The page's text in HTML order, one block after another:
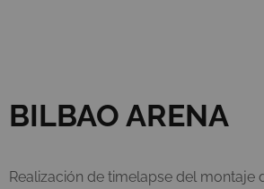
BILBAO ARENA
Realización de timelapse del montaje